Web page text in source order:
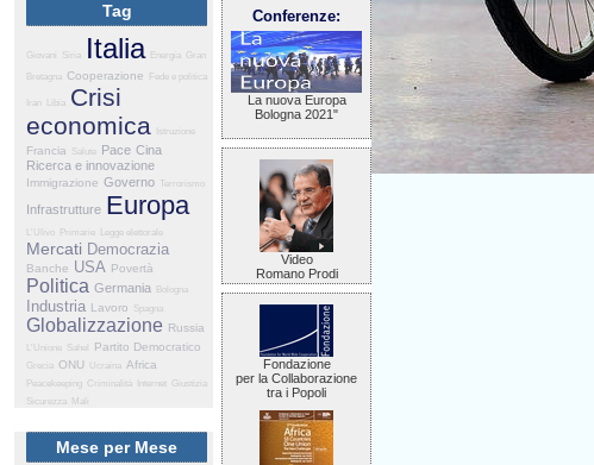
Tag
Giovani Siria Italia Energia
Gran
Bretagna Cooperazione Fede e politica
Iran Libia Crisi
economica
Istruzione
Francia Salute Pace Cina
Ricerca e innovazione
Immigrazione Governo Terrorismo
Infrastrutture Europa
L'Ulivo Primarie Legge elettorale
Mercati Democrazia
Banche USA Povertà
Politica Germania Bologna
Industria Lavoro Spagna
Globalizzazione Russia
L'Unione Sahel Partito Democratico
Grecia ONU Ucraina Africa
Peacekeeping Criminalità Internet
Giustizia
Sicurezza
Mali
Mese per Mese
Conferenze:
La nuova Europa
Bologna 2021"
Video
Romano Prodi
Fondazione
per la Collaborazione
tra i Popoli